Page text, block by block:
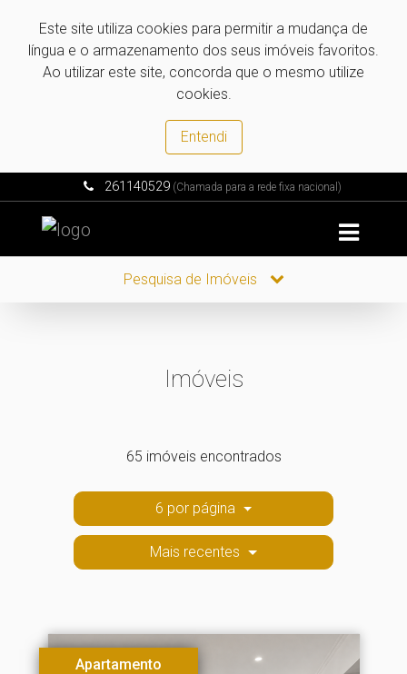
Este site utiliza cookies para permitir a mudança de
língua e o armazenamento dos seus imóveis favoritos.
Ao utilizar este site, concorda que o mesmo utilize
cookies.
Entendi
261140529(Chamada para a rede fixa nacional)
Pesquisa de Imóveis
Imóveis
65 imóveis encontrados
6 por página
Mais recentes
Apartamento